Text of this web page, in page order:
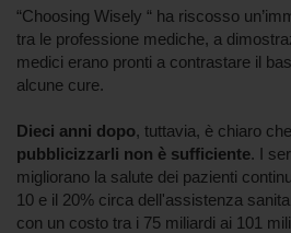
“Choosing Wisely “ ha riscosso
tra le professione mediche, a
medici erano pronti a contrastare il
alcune cure.
Dieci anni dopo, tuttavia, è chiaro che
pubblicizzarli non è sufficiente. I
migliorano la salute dei pazienti
10 e il 20% circa dell'assistenza
con un costo tra i 75 miliardi ai 101